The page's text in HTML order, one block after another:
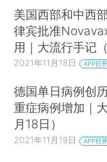
美国西部和中西
律宾批准
用｜大流行手记（
2021年11月18日 APP打开
德国单日病例创
重症病例增加｜
月18日）
2021年11月19日 APP打开